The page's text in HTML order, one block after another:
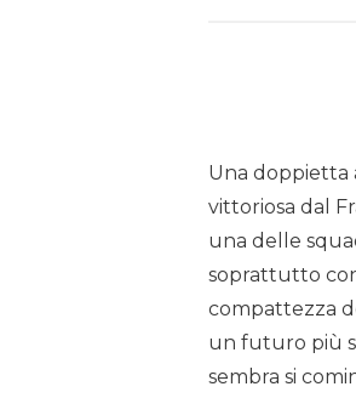
Una doppietta
vittoriosa dal
una delle
soprattutto
compattezza
un futuro più
sembra si